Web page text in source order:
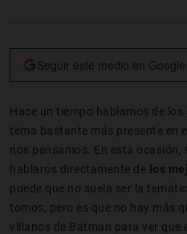
Seguir este medio en Google
Hace un tiempo hablamos de
tema bastante más presente en
nos pensamos. En esta ocasión,
hablaros directamente de los
puede que no suela ser la
tomos, pero es que no hay más
villanos de Batman para ver que